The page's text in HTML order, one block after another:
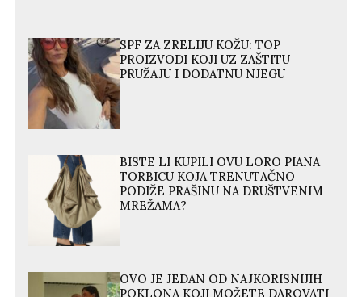
SPF ZA ZRELIJU KOŽU: TOP
PROIZVODI KOJI UZ ZAŠTITU
PRUŽAJU I DODATNU NJEGU
BISTE LI KUPILI OVU LORO PIANA
TORBICU KOJA TRENUTAČNO
PODIŽE PRAŠINU NA DRUŠTVENIM
MREŽAMA?
OVO JE JEDAN OD NAJKORISNIJIH
POKLONA KOJI MOŽETE DAROVATI